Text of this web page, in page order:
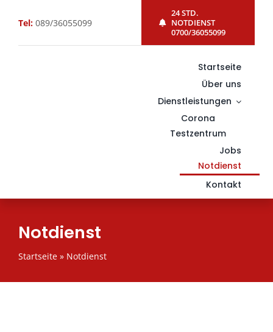
content
Tel: 089/36055099
24 STD.
NOTDIENST
0700/36055099
Startseite
Über uns
Dienstleistungen
Corona
Testzentrum
Jobs
Notdienst
Kontakt
Notdienst
Startseite» Notdienst